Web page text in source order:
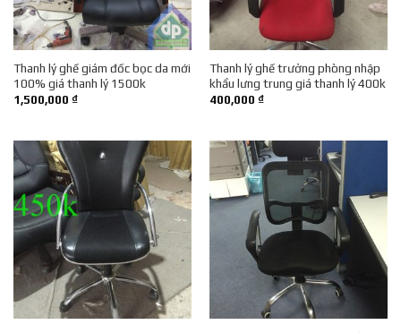
Thanh lý ghế giám đốc bọc da mới
100% giá thanh lý 1500k
1,500,000 ₫
Thanh lý ghế trưởng phòng nhập
khẩu lưng trung giá thanh lý 400k
400,000 ₫